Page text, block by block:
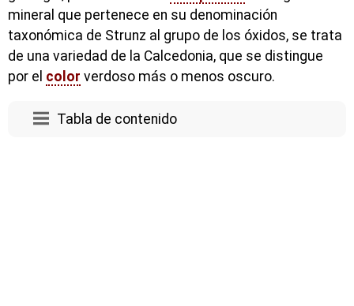
mineral que pertenece en su denominación
taxonómica de Strunz al grupo de los óxidos, se trata
de una variedad de la Calcedonia, que se distingue
por el color verdoso más o menos oscuro.
Tabla de contenido